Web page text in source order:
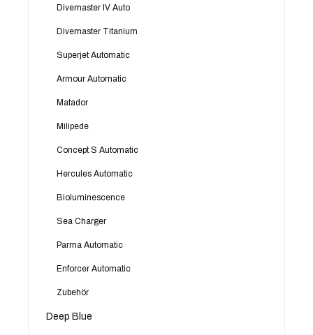
Divemaster IV Auto
Divemaster Titanium
Superjet Automatic
Armour Automatic
Matador
Milipede
Concept S Automatic
Hercules Automatic
Bioluminescence
Sea Charger
Parma Automatic
Enforcer Automatic
Zubehör
Deep Blue